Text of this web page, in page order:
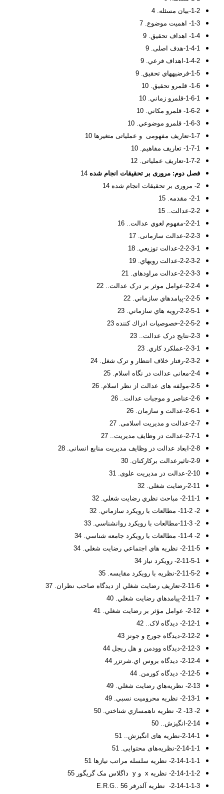
1-2-بیان مسئله. 4
1-3- اهمیت موضوع. 7
1-4- اهداف تحقیق. 9
1-4-1-هدف اصلی. 9
1-4-2-اهداف فرعي. 9
1-5-فرضيه‏هاي تحقیق. 9
1-6- قلمرو تحقیق. 10
1-6-1-قلمرو زماني. 10
1-6-2- قلمرو مکاني. 10
1-6-3- قلمرو موضوعي. 10
1-7-تعاریف مفهومی و عملیاتی متغیرها 10
1-7-1- تعاریف مفاهیم. 10
1-7-2-تعاریف عملیاتی. 12
فصل دوم: مروری بر تحقیقات انجام شده
2- مروری بر تحقیقات انجام شده 14
2-1- مقدمه. 15
2-2-عدالت.. 15
2-2-1-مفهوم لغوي عدالت.. 16
2-2-3-عدالت سازمانی. 17
2-2-3-1-عدالت توزيعي. 18
2-2-3-2-عدالت رويهاي. 19
2-2-3-3-عدالت مراودهای. 21
2-2-4-عوامل موثر بر درک عدالت.. 22
2-2-5-پيامدهاي سازماني. 22
2-2-5-1-رويه هاي سازماني. 23
2-2-5-2-خصوصيات ادراك كننده 23
2-3-نتايج درک عدالت.. 23
2-3-1-عملكرد كاري. 23
2-3-2-رفتار خلاف انتظار و ترک شغل. 24
2-4-معانی عدالت در نگاه اسلام. 25
2-5-مولفه های عدالت از نظر اسلام. 26
2-6-عناصر و موجبات عدالت.. 26
2-6-1-عدالت و سازمان. 26
2-7-عدالت و مدیریت اسلامی. 27
2-7-1-عدالت در وظایف مدیریت.. 27
2-8-ابعاد عدالت در وظایف مدیریت منابع انسانی. 28
2-9-تاثیرعدالت برکارکنان. 30
2-10-عدالت در مدیریت علوی. 31
2-11-رضایت شغلی. 32
2-11-1- مباحث نظري رضايت شغلي. 32
2- 11-2- مطالعات با رويکرد سازماني. 32
2- 11-3-مطالعات با رويکرد روانشناسي. 33
2- 11-4- مطالعات با رويکرد جامعه شناسي. 34
2-11-5- نظريه هاي اجتماعي رضايت شغلي. 34
2-11-5-1- رويکرد نياز 34
2-11-5-2-نظريه با رويکرد مقايسه. 35
2-11-6-تعاريف رضايت شغلي از ديدگاه صاحب نظران. 37
2-11-7-پيامدهاي رضايت شغلي. 40
2-12- عوامل مؤثر بر رضايت شغلي. 41
2-12-1- ديدگاه لاک.. 42
2-12-2-ديدگاه جورج و جونز 43
2-12-3-ديدگاه وودمن و هل ريجل 44
2-12-4- ديدگاه بروس اي.شرتزر 44
2-12-5- ديدگاه کورمن. 44
2-13- نظريه‌هاي رضايت شغلي. 49
2-13-1- نظريه محروميت نسبي. 49
2- 13- 2- نظريه ناهمسازي شناختي. 50
2-14-انگیزش.. 50
2-14-1-نظریه های انگیزش.. 51
2-14-1-1-نظریه‌های محتوایی. 51
2-14-1-1-1- نظريه سلسله مراتب نيازها 51
2-14-1-1-2- نظريه x و y داگلاس مک گريگور 55
2-14-1-1-3- نظريه آلدرفر E.R.G.. 56